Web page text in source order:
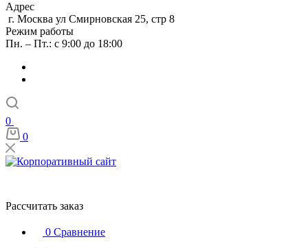
Адрес
г. Москва ул Смирновская 25, стр 8
Режим работы
Пн. – Пт.: с 9:00 до 18:00
0
0
Рассчитать заказ
0 Сравнение